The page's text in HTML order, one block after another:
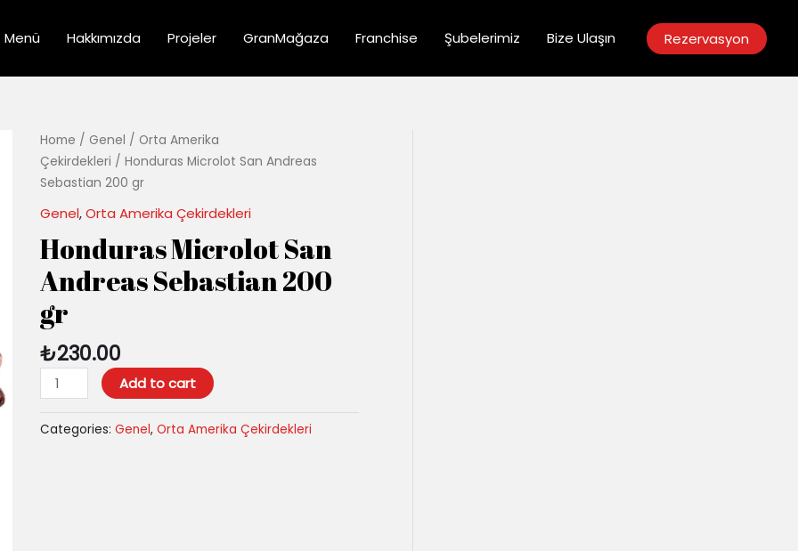
Menü Hakkımızda Projeler GranMağaza Franchise Şubelerimiz Bize Ulaşın Rezervasyon
Home / Genel / Orta Amerika
Çekirdekleri / Honduras Microlot San Andreas
Sebastian 200 gr
Genel,Orta Amerika Çekirdekleri
Honduras Microlot San
Andreas Sebastian 200
gr
₺230.00
Honduras
Microlot
San
Sebastian
200
gr
quantity
Add to cart
Categories: Genel, Orta Amerika Çekirdekleri